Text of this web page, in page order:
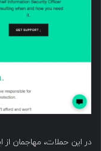
در این حملات، مهاجمان از